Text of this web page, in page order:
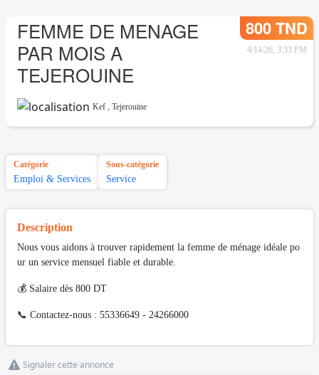
FEMME DE MENAGE
PAR MOIS A
TEJEROUINE
800 TND
4/14/26, 3:33 PM
Kef , Tejerouine
Catégorie
Emploi & Services
Sous-catégorie
Service
Description
Nous vous aidons à trouver rapidement la femme de ménage idéale po
ur un service mensuel fiable et durable.
💰 Salaire dès 800 DT
📞 Contactez-nous : 55336649 - 24266000
Signaler cette annonce